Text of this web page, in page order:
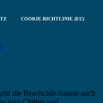
COOKIE-RICHTLINIE (EU)
die Beachclub-Saison auch